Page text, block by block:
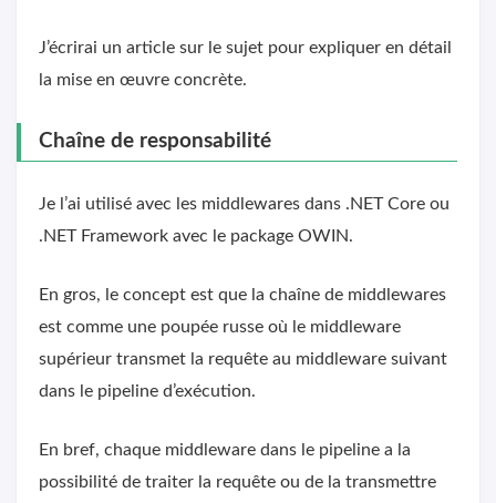
J’écrirai un article sur le sujet pour expliquer en détail
la mise en œuvre concrète.
Chaîne de responsabilité
Je l’ai utilisé avec les middlewares dans .NET Core ou
.NET Framework avec le package OWIN.
En gros, le concept est que la chaîne de middlewares
est comme une poupée russe où le middleware
supérieur transmet la requête au middleware suivant
dans le pipeline d’exécution.
En bref, chaque middleware dans le pipeline a la
possibilité de traiter la requête ou de la transmettre